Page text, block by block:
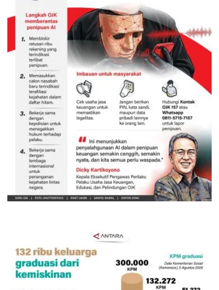
Awas penipuan berbasis AI
7 Agustus 2026